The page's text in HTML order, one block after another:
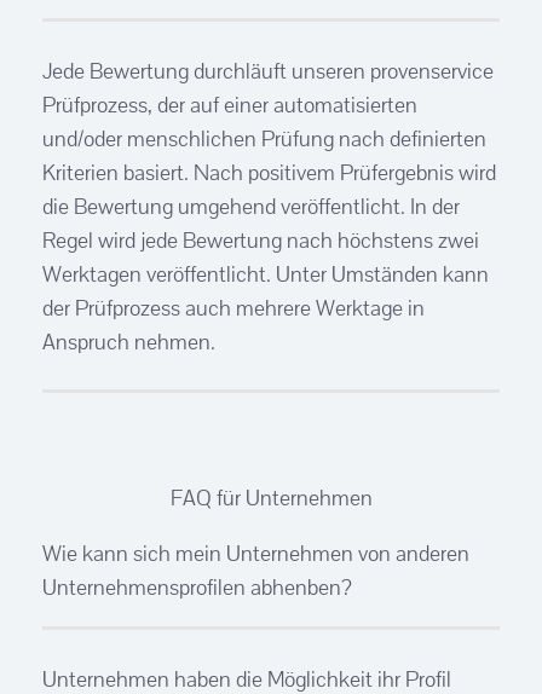
Jede Bewertung durchläuft unseren provenservice
Prüfprozess, der auf einer automatisierten
und/oder menschlichen Prüfung nach definierten
Kriterien basiert. Nach positivem Prüfergebnis wird
die Bewertung umgehend veröffentlicht. In der
Regel wird jede Bewertung nach höchstens zwei
Werktagen veröffentlicht. Unter Umständen kann
der Prüfprozess auch mehrere Werktage in
Anspruch nehmen.
FAQ für Unternehmen
Wie kann sich mein Unternehmen von anderen
Unternehmensprofilen abhenben?
Unternehmen haben die Möglichkeit ihr Profil